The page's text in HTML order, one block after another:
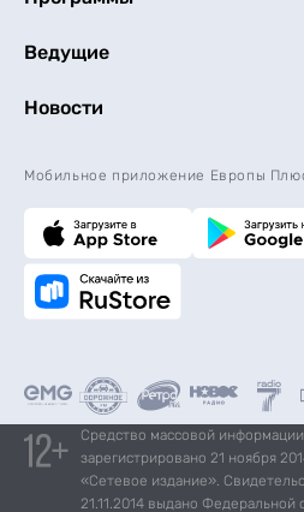
Ведущие
Новости
Мобильное приложение Европы
Средство массовой
зарегистрировано 21 ноября
«Сетевое издание».
21.11.2014 выдано